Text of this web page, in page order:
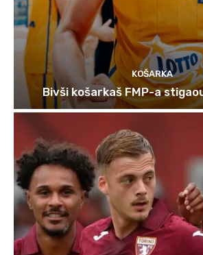
KOŠARKA
Bivši košarkaš FMP-a